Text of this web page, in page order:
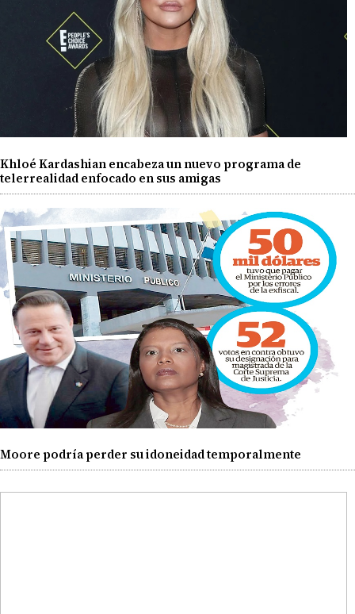
Khloé Kardashian encabeza un nuevo programa de
telerrealidad enfocado en sus amigas
Moore podría perder su idoneidad temporalmente